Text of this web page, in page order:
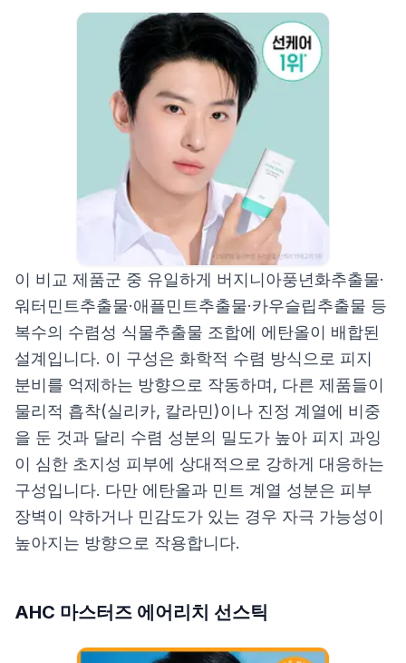
이 비교 제품군 중 유일하게 버지니아풍년화추출물·
워터민트추출물·애플민트추출물·카우슬립추출물 등
복수의 수렴성 식물추출물 조합에 에탄올이 배합된
설계입니다. 이 구성은 화학적 수렴 방식으로 피지
분비를 억제하는 방향으로 작동하며, 다른 제품들이
물리적 흡착(실리카, 칼라민)이나 진정 계열에 비중
을 둔 것과 달리 수렴 성분의 밀도가 높아 피지 과잉
이 심한 초지성 피부에 상대적으로 강하게 대응하는
구성입니다. 다만 에탄올과 민트 계열 성분은 피부
장벽이 약하거나 민감도가 있는 경우 자극 가능성이
높아지는 방향으로 작용합니다.
AHC 마스터즈 에어리치 선스틱